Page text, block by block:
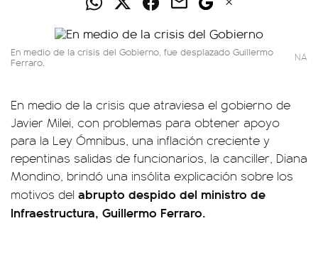
En medio de la crisis del Gobierno, fue desplazado Guillermo
Ferraro. NA
En medio de la crisis que atraviesa el gobierno de
Javier Milei, con problemas para obtener apoyo
para la Ley Ómnibus, una inflación creciente y
repentinas salidas de funcionarios, la canciller, Diana
Mondino, brindó una insólita explicación sobre los
motivos del abrupto despido del ministro de
Infraestructura, Guillermo Ferraro.